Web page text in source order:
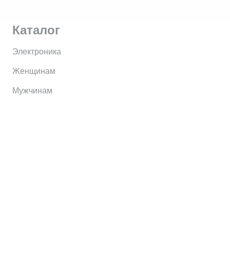
Каталог
Электроника
Женщинам
Мужчинам